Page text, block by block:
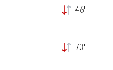
46'
73'